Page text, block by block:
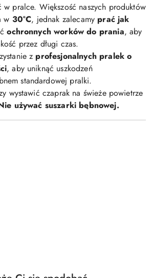
w pralce. Większość naszych produktów
w 30°C, jednak zalecamy prać jak
ochronnych worków do prania, aby
przez długi czas.
z profesjonalnych pralek o
, aby uniknąć uszkodzeń
standardowej pralki.
wystawić czaprak na świeże powietrze
używać suszarki bębnowej.